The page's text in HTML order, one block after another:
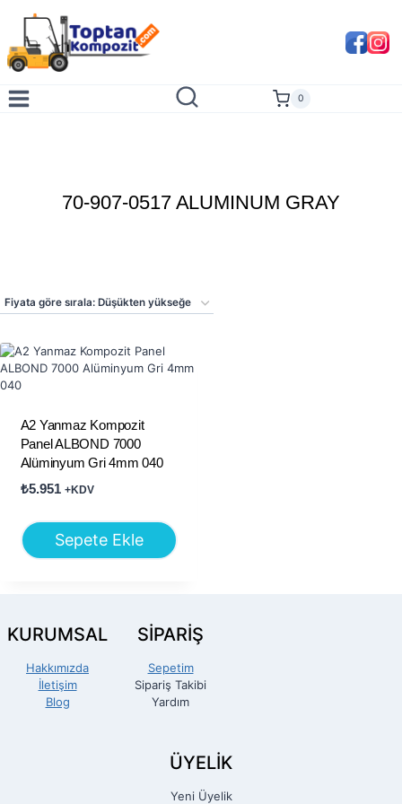
content
0
70-907-0517 ALUMINUM GRAY
A2 Yanmaz Kompozit
Panel ALBOND 7000
Alüminyum Gri 4mm 040
₺5.951 +KDV
Sepete Ekle
KURUMSAL
Hakkımızda
İletişim
Blog
SİPARİŞ
Sepetim
Sipariş Takibi
Yardım
ÜYELİK
Yeni Üyelik